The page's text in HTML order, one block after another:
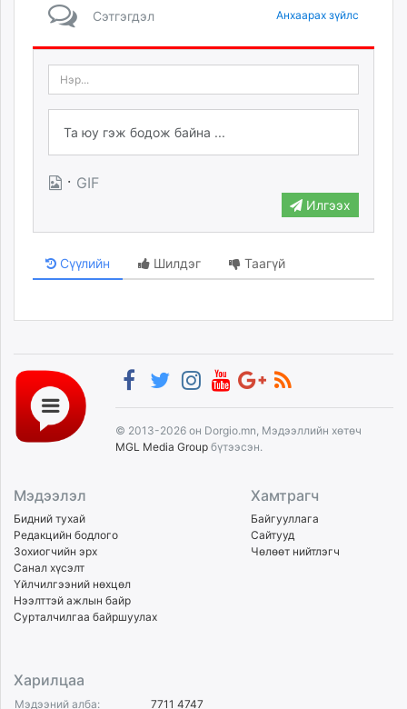
Сэтгэгдэл Анхаарах зүйлс
· GIF
Илгээх
Сүүлийн Шилдэг Таагүй
© 2013-2026 он Dorgio.mn, Мэдээллийн хөтөч
MGL Media Group бүтээсэн.
Мэдээлэл
Бидний тухай
Редакцийн бодлого
Зохиогчийн эрх
Санал хүсэлт
Үйлчилгээний нөхцөл
Нээлттэй ажлын байр
Сурталчилгаа байршуулах
Хамтрагч
Байгууллага
Сайтууд
Чөлөөт нийтлэгч
Харилцаа
Мэдээний алба: 7711 4747